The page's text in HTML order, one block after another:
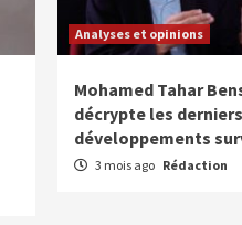
Analyses et opinions
Mohamed Tahar
décrypte les derniers
développements
3 mois ago Rédaction